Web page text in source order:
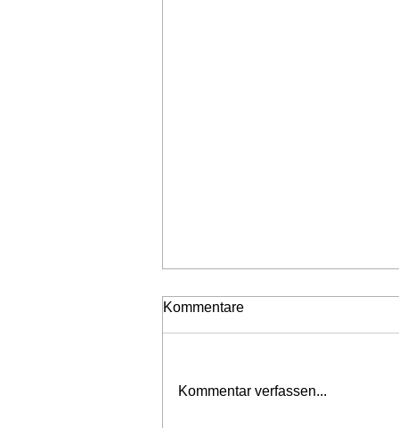
Neubestellungen
Kommentare
Kommentar verfassen...